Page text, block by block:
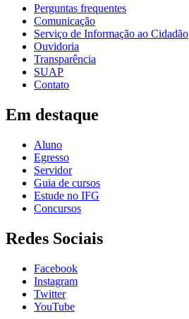
Perguntas frequentes
Comunicação
Serviço de Informação ao Cidadão
Ouvidoria
Transparência
SUAP
Contato
Em destaque
Aluno
Egresso
Servidor
Guia de cursos
Estude no IFG
Concursos
Redes Sociais
Facebook
Instagram
Twitter
YouTube